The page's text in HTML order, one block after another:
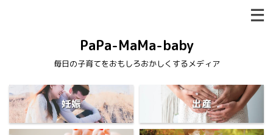
PaPa-MaMa-baby
毎日の子育てをおもしろおかしくするメディア
妊娠 出産